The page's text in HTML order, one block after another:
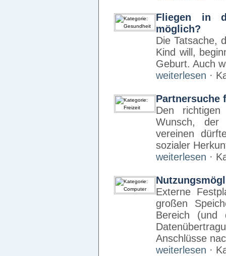
Fliegen in
möglich?
Die Tatsache,
Kind will,
Geburt. Auch
weiterlesen ·
Partnersuche
Den
Wunsch,
vereinen
sozialer
weiterlesen ·
Externe
großen
Bereich (und
Anschlüsse
weiterlesen ·